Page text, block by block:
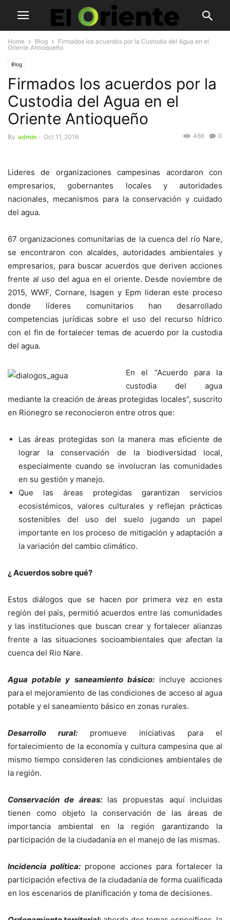
Home Blog
Firmados los acuerdos por la Custodia del Agua en el
Oriente Antioqueño
Blog
Firmados los acuerdos por la
Custodia del Agua en el
Oriente Antioqueño
By admin - Oct 11, 2016 0
466
Lideres de organizaciones campesinas acordaron con
empresarios, gobernantes locales y autoridades
nacionales, mecanismos para la conservación y cuidado
del agua.
67 organizaciones comunitarias de la cuenca del río Nare,
se encontraron con alcaldes, autoridades ambientales y
empresarios, para buscar acuerdos que deriven acciones
frente al uso del agua en el oriente. Desde noviembre de
2015, WWF, Cornare, Isagen y Epm lideran este proceso
donde líderes comunitarios han desarrollado
competencias jurídicas sobre el uso del recurso hídrico
con el fin de fortalecer temas de acuerdo por la custodia
del agua.
En el “Acuerdo para la
custodia del agua
mediante la creación de áreas protegidas locales”, suscrito
en Rionegro se reconocieron entre otros que:
Las áreas protegidas son la manera mas eficiente de
lograr la conservación de la biodiversidad local,
especialmente cuando se involucran las comunidades
en su gestión y manejo.
Que las áreas protegidas garantizan servicios
ecosistémicos, valores culturales y reflejan prácticas
sostenibles del uso del suelo jugando un papel
importante en los proceso de mitigación y adaptación a
la variación del cambio climático.
¿ Acuerdos sobre qué?
Estos diálogos que se hacen por primera vez en esta
región del país, permitió acuerdos entre las comunidades
y las instituciones que buscan crear y fortalecer alianzas
frente a las situaciones socioambientales que afectan la
cuenca del Rio Nare.
Agua potable y saneamiento básico:incluye acciones
para el mejoramiento de las condiciones de acceso al agua
potable y el saneamiento básico en zonas rurales.
Desarrollo rural: promueve iniciativas para el
fortalecimiento de la economía y cultura campesina que al
mismo tiempo consideren las condiciones ambientales de
la región.
Conservación de áreas:las propuestas aquí incluidas
tienen como objeto la conservación de las áreas de
importancia ambiental en la región garantizando la
participación de la ciudadanía en el manejo de las mismas.
Incidencia política: propone acciones para fortalecer la
participación efectiva de la ciudadanía de forma cualificada
en los escenarios de planificación y toma de decisiones.